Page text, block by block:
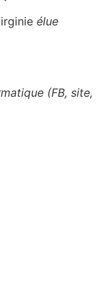
élue
(FB, site,